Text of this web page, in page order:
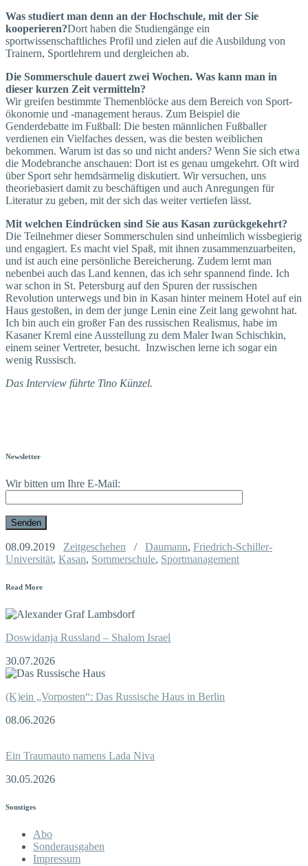
Was studiert man denn an der Hochschule, mit der Sie
kooperieren?Dort haben die Studiengänge ein
sportwissenschaftliches Profil und zielen auf die Ausbildung von
Trainern, Sportlehrern und dergleichen ab.
Die Sommerschule dauert zwei Wochen. Was kann man in
dieser kurzen Zeit vermitteln?
Wir greifen bestimmte Themenblöcke aus dem Bereich von Sport­
ökonomie und -management heraus. Zum Beispiel die
Genderdebatte im Fußball: Die besten männlichen Fußballer
verdienen ein Vielfaches dessen, was die besten weiblichen
bekommen. Warum ist das so und nicht anders? Wenn Sie sich etwa
die Modebranche anschauen: Dort ist es genau umgekehrt. Oft wird
über Sport sehr hemdsärmelig diskutiert. Wir versuchen, uns
theoriebasiert damit zu beschäftigen und auch Anregungen für
Literatur zu geben, mit der sich das weiter vertiefen lässt.
Mit welchen Eindrücken sind Sie aus Kasan zurückgekehrt?
Die Teilnehmer dieser Sommerschulen sind unheimlich wissbegierig
und engagiert. Es macht viel Spaß, mit ihnen zusammenzuarbeiten,
und ist auch eine persönliche Bereicherung. Zudem lernt man
nebenbei auch das Land kennen, das ich sehr spannend finde. Ich
war schon in St. Petersburg auf den Spuren der russischen
Revolution unterwegs und bin in Kasan hinter meinem Hotel auf ein
Haus gestoßen, in dem der junge Lenin eine Zeit lang gewohnt hat.
Ich bin auch ein großer Fan des russischen Realismus, habe im
Kasaner Kreml eine Ausstellung zu dem Maler Iwan Schischkin,
einem seiner Vertreter, besucht. Inzwischen lerne ich sogar ein
wenig Russisch.
Das Interview führte Tino Künzel.
Newsletter
Wir bitten um Ihre E-Mail:
08.09.2019 Zeitgeschehen / Daumann, Friedrich-Schiller-
Universität, Kasan, Sommerschule, Sportmanagement
Read More
Doswidanja Russland – Shalom Israel
30.07.2026
(K)ein „Vorposten“: Das Russische Haus in Berlin
08.06.2026
Ein Traumauto namens Lada Niva
30.05.2026
Sonstiges
Abo
Sonderausgaben
Impressum